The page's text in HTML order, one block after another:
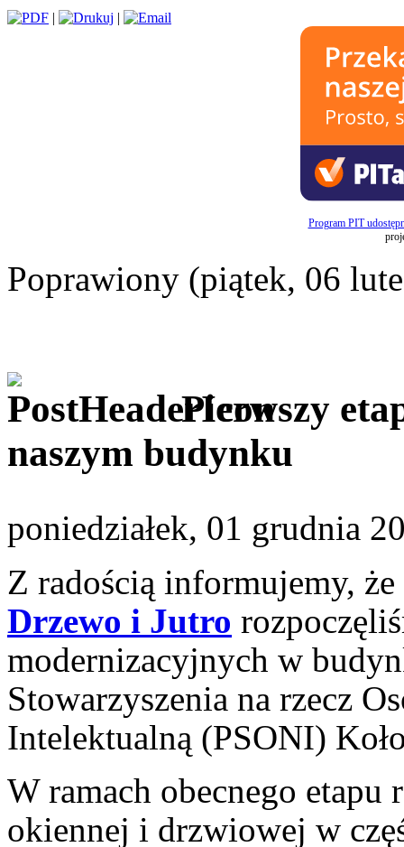
| |
Program PIT
Poprawiony (piątek, 06
Pierwszy
naszym budynku
poniedziałek, 01 grudnia
Z radością informujemy,
Drzewo i Jutro
modernizacyjnych w
Stowarzyszenia na rzecz
Intelektualną (PSONI)
W ramach obecnego
okiennej i drzwiowej w